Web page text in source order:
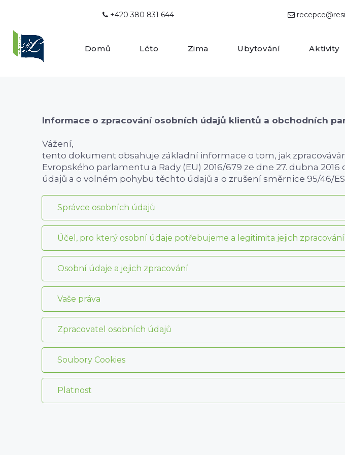
+420 380 831 644 
Domů Léto Zima Ubytování Aktivity
Informace o zpracování osobních údajů klientů a obchodních
Vážení,
tento dokument obsahuje základní informace o tom, jak
Evropského parlamentu a Rady (EU) 2016/679 ze dne 27. dubna
údajů a o volném pohybu těchto údajů a o zrušení směrnice 95/46/ES
Správce osobních údajů
Účel, pro který osobní údaje potřebujeme a legitimita jejich zpracování
Osobní údaje a jejich zpracování
Vaše práva
Zpracovatel osobních údajů
Soubory Cookies
Platnost